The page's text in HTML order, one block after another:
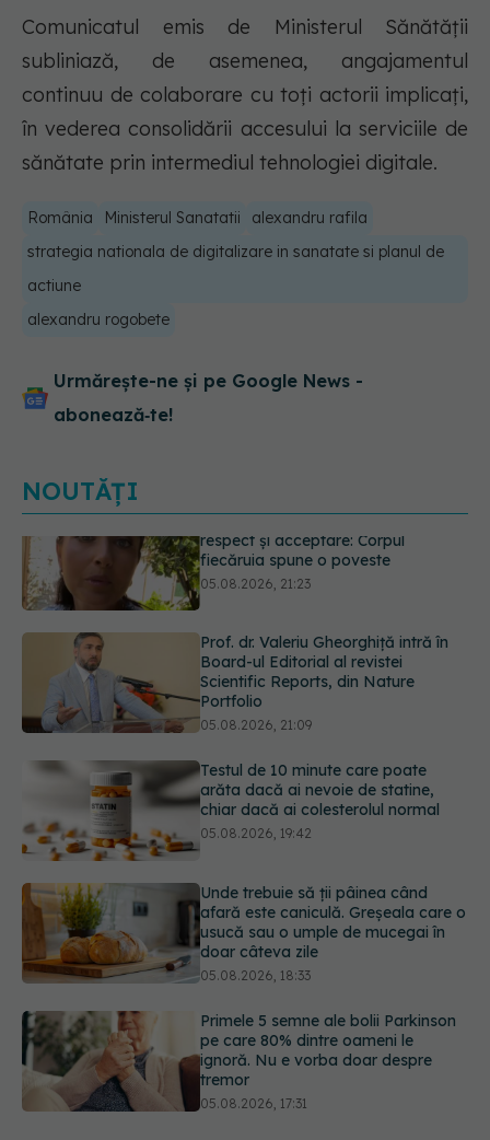
Comunicatul emis de Ministerul Sănătății
subliniază, de asemenea, angajamentul
continuu de colaborare cu toți actorii implicați,
în vederea consolidării accesului la serviciile de
sănătate prin intermediul tehnologiei digitale.
România Ministerul Sanatatii
alexandru rafila
strategia nationala de digitalizare in sanatate si planul de
actiune
alexandru rogobete
Urmărește-ne și pe Google News -
abonează‑te!
NOUTĂȚI
Prof. dr. Valeriu Gheorghiță intră în
Board-ul Editorial al revistei
05.08.2026, 21:09
Testul de 10 minute care poate
arăta dacă ai nevoie de statine,
chiar dacă ai colesterolul normal
Unde trebuie să ții pâinea când
afară este caniculă. Greșeala care o
05.08.2026, 18:33
Primele 5 semne ale bolii Parkinson
pe care 80% dintre oameni le
ignoră. Nu e vorba doar despre
05.08.2026, 17:31
Gabriela Cristea, manifest pentru
respect și acceptare: Corpul
fiecăruia spune o poveste